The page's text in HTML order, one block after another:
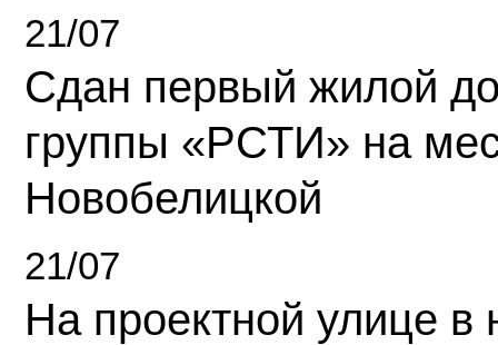
21/07
Сдан первый жилой
группы «РСТИ» на
Новобелицкой
21/07
На проектной улице